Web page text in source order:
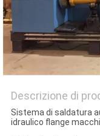
Descrizione di
Sistema di saldatura
idraulico flange